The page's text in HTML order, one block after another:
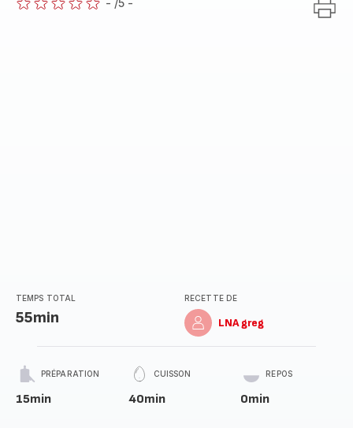
- /5 -
TEMPS TOTAL
55min
RECETTE DE
LNA greg
PRÉPARATION
15min
CUISSON
40min
REPOS
0min